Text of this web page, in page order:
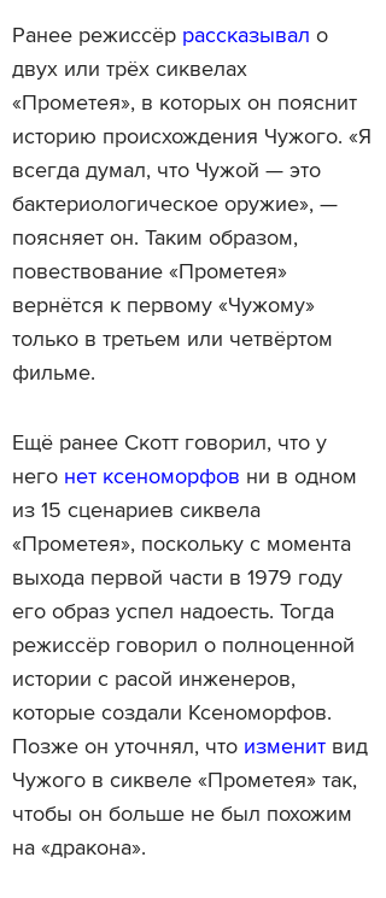
Ранее режиссёр рассказывал о
двух или трёх сиквелах
«Прометея», в которых он пояснит
историю происхождения Чужого. «Я
всегда думал, что Чужой — это
бактериологическое оружие», —
поясняет он. Таким образом,
повествование «Прометея»
вернётся к первому «Чужому»
только в третьем или четвёртом
фильме.
Ещё ранее Скотт говорил, что у
него нет ксеноморфов ни в одном
из 15 сценариев сиквела
«Прометея», поскольку с момента
выхода первой части в 1979 году
его образ успел надоесть. Тогда
режиссёр говорил о полноценной
истории с расой инженеров,
которые создали Ксеноморфов.
Позже он уточнял, что изменит вид
Чужого в сиквеле «Прометея» так,
чтобы он больше не был похожим
на «дракона».